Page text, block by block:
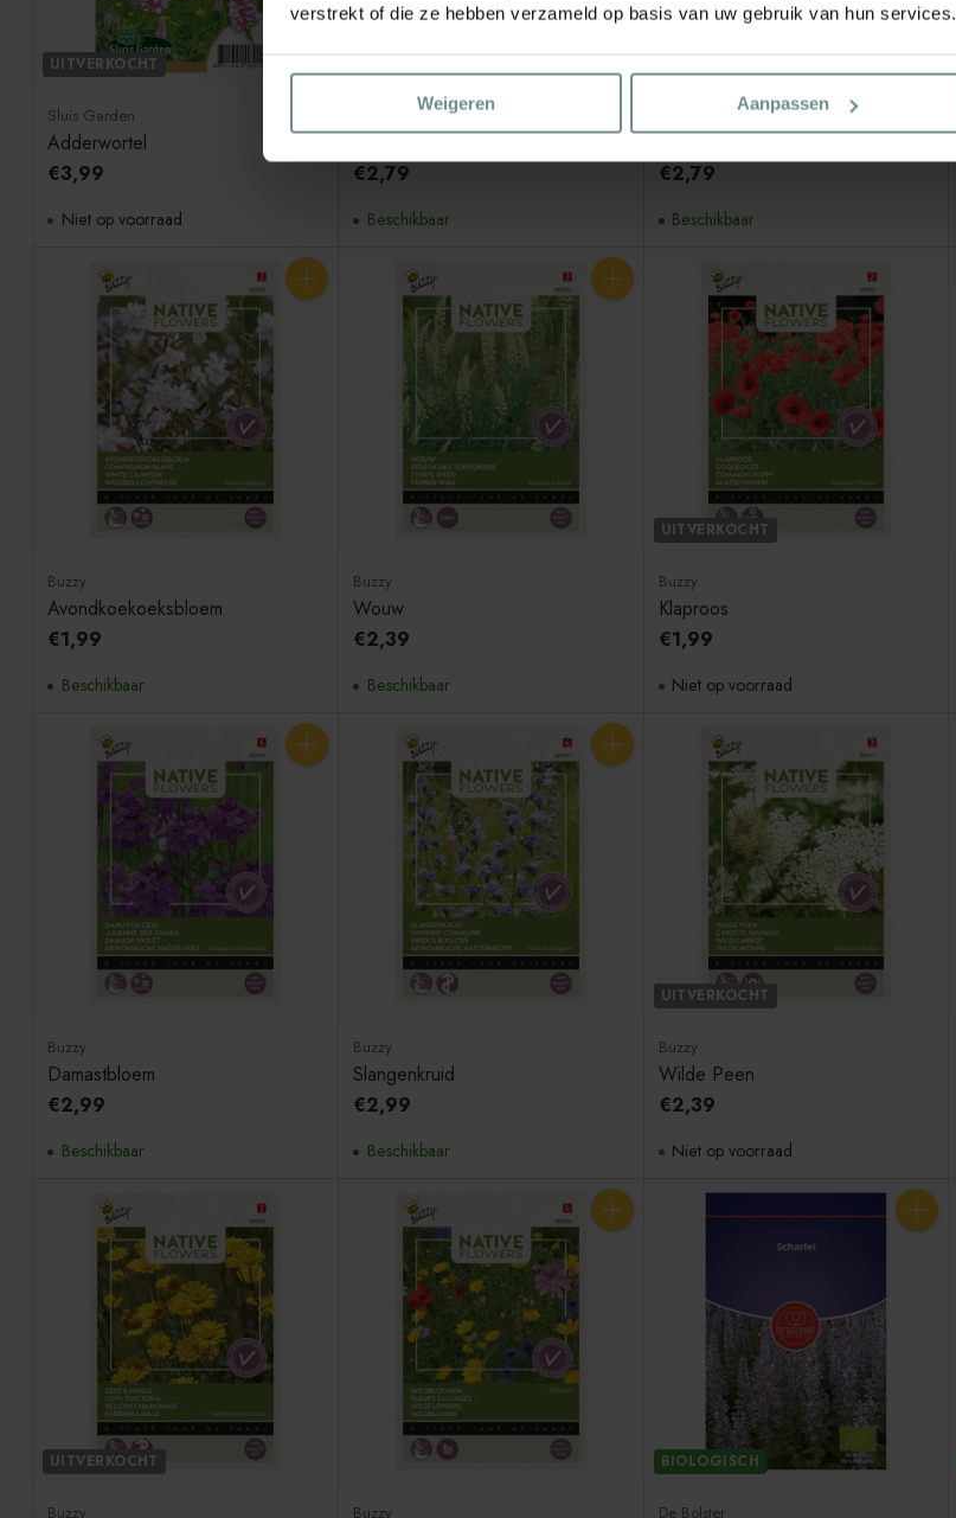
verstrekt of die ze hebben verzameld op basis van uw gebruik van hun services.
Weigeren Aanpassen
UITVERKOCHT
Sluis Garden
Adderwortel
€3,99
Niet op voorraad
Sluis Garden
Barbarakruid
€2,79
Beschikbaar
Sluis Garden
Heemst
€2,79
Beschikbaar
Aantal
Buzzy
Avondkoekoeksbloem
€1,99
Beschikbaar
Aantal
Buzzy
Wouw
€2,39
Beschikbaar
UITVERKOCHT
Buzzy
Klaproos
€1,99
Niet op voorraad
Aantal
Buzzy
Damastbloem
€2,99
Beschikbaar
Aantal
Buzzy
Slangenkruid
€2,99
Beschikbaar
UITVERKOCHT
Buzzy
Wilde Peen
€2,39
Niet op voorraad
UITVERKOCHT
Buzzy
Aantal
Buzzy
BIOLOGISCH
Aantal
De Bolster